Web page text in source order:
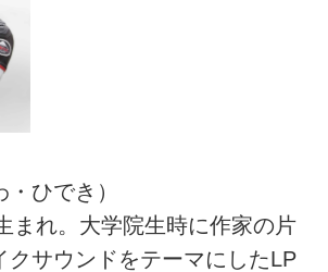
・ひでき）
まれ。大学院生時に作家の片
クサウンドをテーマにしたLP